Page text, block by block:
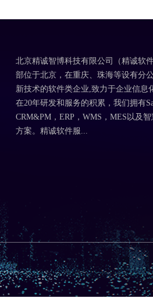
北京精诚智博科技有限公司（精诚软
部位于北京，在重庆、珠海等设有分
新技术的软件类企业,致力于企业信息
在20年研发和服务的积累，我们拥有
CRM&PM，ERP，WMS，MES以及
方案。精诚软件服...